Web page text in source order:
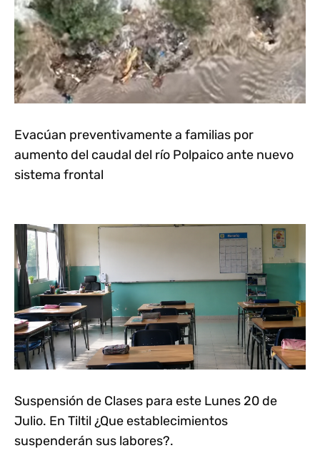
Evacúan preventivamente a familias por
aumento del caudal del río Polpaico ante nuevo
sistema frontal
Suspensión de Clases para este Lunes 20 de
Julio. En Tiltil ¿Que establecimientos
suspenderán sus labores?.